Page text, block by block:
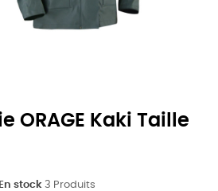
ORAGE Kaki Taille
En stock 3 Produits